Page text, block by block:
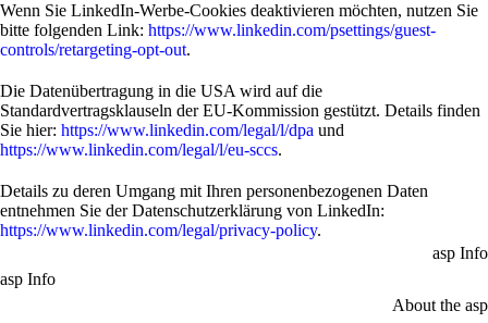
Wenn Sie LinkedIn-Werbe-Cookies deaktivieren möchten, nutzen Sie
bitte folgenden Link: https://www.linkedin.com/psettings/guest-
controls/retargeting-opt-out.
Die Datenübertragung in die USA wird auf die
Standardvertragsklauseln der EU-Kommission gestützt. Details finden
Sie hier: https://www.linkedin.com/legal/l/dpa und
https://www.linkedin.com/legal/l/eu-sccs.
Details zu deren Umgang mit Ihren personenbezogenen Daten
entnehmen Sie der Datenschutzerklärung von LinkedIn:
https://www.linkedin.com/legal/privacy-policy.
asp Info
asp Info
About the asp